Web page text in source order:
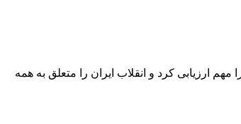
را مهم ارزیابی کرد و انقلاب ایران را متعلق به همه